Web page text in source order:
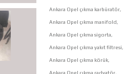
Ankara Opel çıkma karbüratör,
Ankara Opel çıkma manifold,
Ankara Opel çıkma sigorta,
Ankara Opel çıkma yakıt filtresi,
Ankara Opel çıkma körük,
Ankara Opel çıkma radyatör,